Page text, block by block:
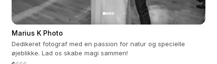
Marius K Photo
Dedikeret fotograf med en passion for natur og specielle
øjeblikke. Lad os skabe magi sammen!